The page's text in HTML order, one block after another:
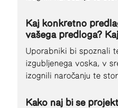
Kaj konkretno
vašega predloga?
Uporabniki bi spoznali
izgubljenega voska, v
izognili naročanju te
Kako naj bi se